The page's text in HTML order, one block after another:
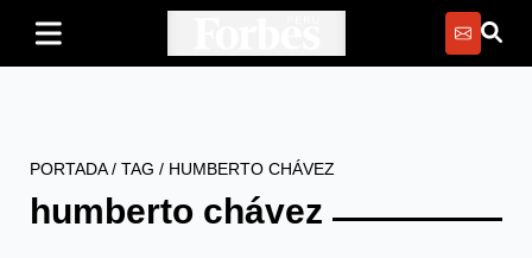
PORTADA/ TAG / HUMBERTO CHÁVEZ
humberto chávez